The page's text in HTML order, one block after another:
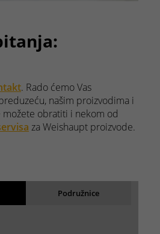
. Rado ćemo Vas
našim proizvodima i
možete obratiti i nekom od
za Weishaupt proizvode.
Podružnice
učitavaju